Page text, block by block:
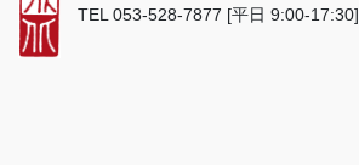
TEL 053-528-7877 [平日 9:00‐17:30]